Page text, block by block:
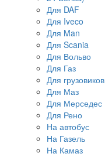
Для DAF
Для Iveco
Для Man
Для Scania
Для Вольво
Для Газ
Для грузовиков
Для Маз
Для Мерседес
Для Рено
На автобус
На Газель
На Камаз